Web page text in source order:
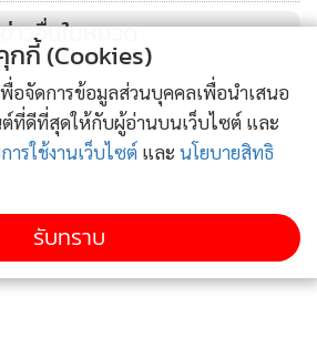
โอกาสการเติบโต โดยในช่วงเริ่มต้น
ในกลุ่ม SET50 Index เป็นหลัก
ำทิศทางตลาด และมีศักยภาพในการ
ทียบ
ข่าวอื่นในหมวด
กกี้ (Cookies)
พื่อจัดการข้อมูลส่วนบุคคลเพื่อนำเสนอ
ที่ดีที่สุดให้กับผู้อ่านบนเว็บไซต์ และ
ารใช้งานเว็บไซต์ และ นโยบายสิทธิ
รับทราบ